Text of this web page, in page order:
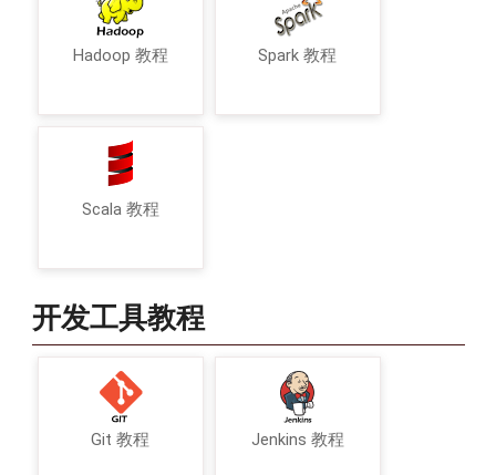
Hadoop 教程 Spark 教程
Scala 教程
开发工具教程
Git 教程 Jenkins 教程